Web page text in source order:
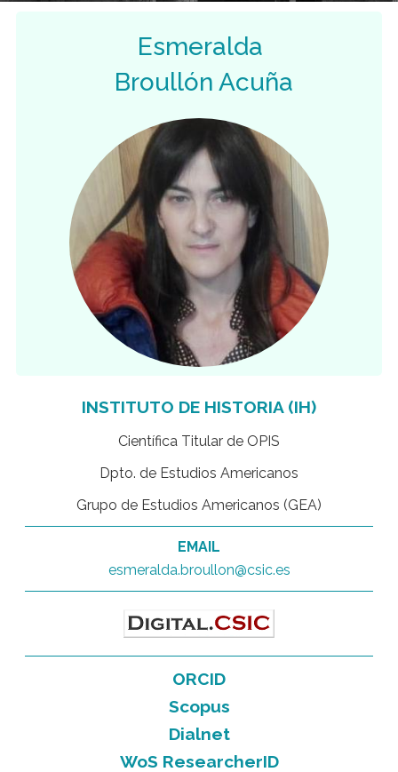
Esmeralda
Broullón Acuña
INSTITUTO DE HISTORIA (IH)
Científica Titular de OPIS
Dpto. de Estudios Americanos
Grupo de Estudios Americanos (GEA)
EMAIL
esmeralda.broullon@csic.es
ORCID
Scopus
Dialnet
WoS ResearcherID